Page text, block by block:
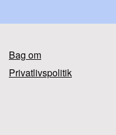
Bag om
Privatlivspolitik